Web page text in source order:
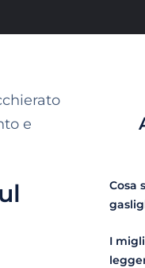
e
Cosa
I